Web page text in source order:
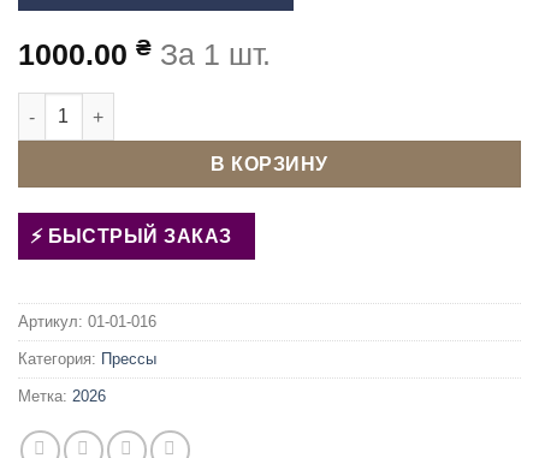
1000.00 ₴ За 1 шт.
Количество товара Пресс для фурнитуры ТЕР-2
В КОРЗИНУ
БЫСТРЫЙ ЗАКАЗ
Артикул: 01-01-016
Категория: Прессы
Метка: 2026